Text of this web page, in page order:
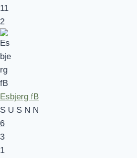
11
2
Esbjerg fB
S U S N N
6
3
1